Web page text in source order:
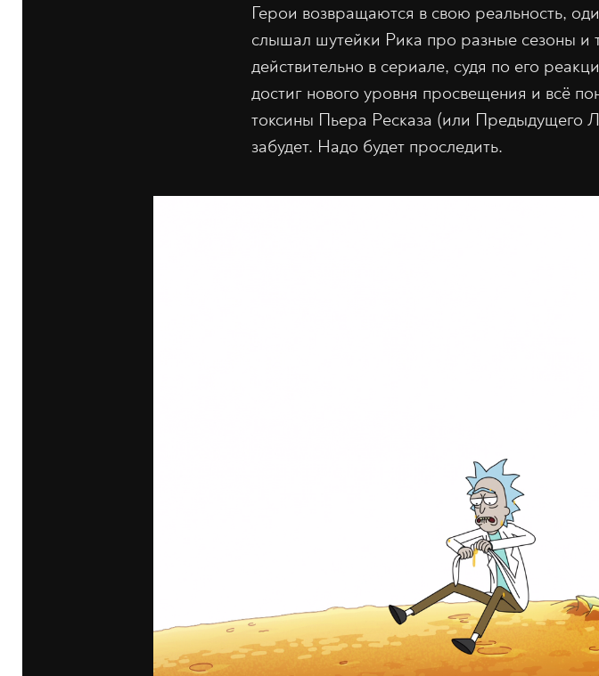
Герои возвращаются в свою реальность,
слышал шутейки Рика про разные сезоны и
действительно в сериале, судя по его
достиг нового уровня просвещения и всё
токсины Пьера Ресказа (или Предыдущего
забудет. Надо будет проследить.